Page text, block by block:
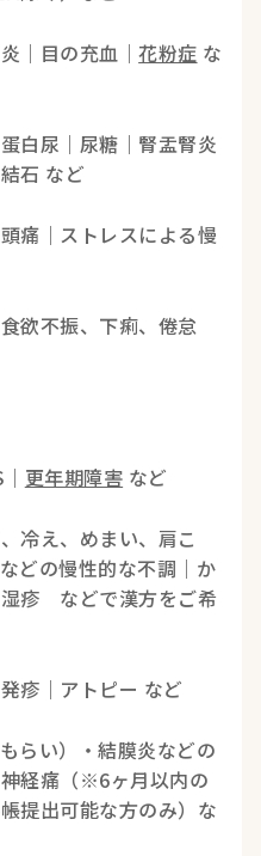
｜目の充血｜花粉症 な
白尿｜尿糖｜腎盂腎炎
石 など
痛｜ストレスによる慢
欲不振、下痢、倦怠
更年期障害 など
冷え、めまい、肩こ
どの慢性的な不調｜か
疹 などで漢方をご希
疹｜アトピー など
らい）・結膜炎などの
経痛（※6ヶ月以内の
提出可能な方のみ）な